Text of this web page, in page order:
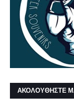
ΑΚΟΛΟΥΘΗΣΤΕ